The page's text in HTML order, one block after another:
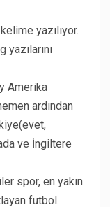
yazılıyor.
Amerika
ardından
ve İngiltere
spor, en yakın
futbol.